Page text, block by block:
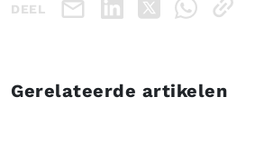
DEEL
Gerelateerde artikelen